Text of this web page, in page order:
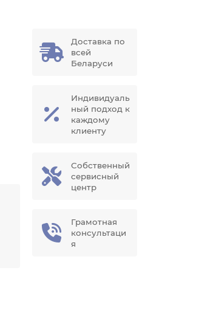
Доставка по
всей
Беларуси
Индивидуаль
ный подход к
каждому
клиенту
Собственный
сервисный
центр
Грамотная
консультаци
я